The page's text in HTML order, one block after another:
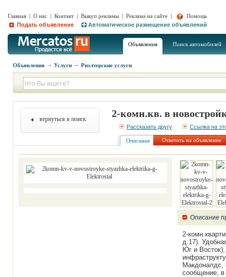
Главная | О нас | Контакт | Выкуп рекламы | Реклама на сайте |
Помощь
Подать объявление
Автоматическое размещение объявлений
Объявления Поиск автомобилей
Объявления Услуги Риэлтерские услуги
вернуться в поиск 2-комн.кв. в
Рассказать другу Ссылка на
Описание Ответить на объявление
Описание
2-
д.17).
Юг и
Макдоналдс,
сообщение,